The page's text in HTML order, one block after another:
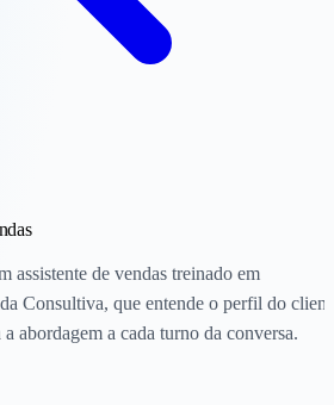
assistente de vendas treinado em
Consultiva, que entende o perfil do
abordagem a cada turno da conversa.